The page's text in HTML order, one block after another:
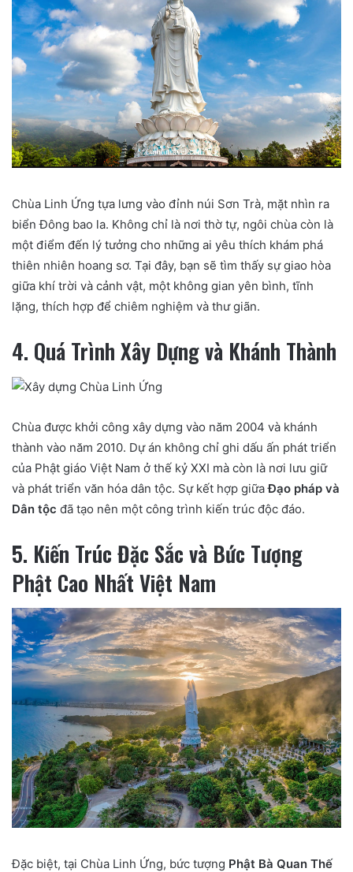
Chùa Linh Ứng tựa lưng vào đỉnh núi Sơn Trà, mặt nhìn ra
biển Đông bao la. Không chỉ là nơi thờ tự, ngôi chùa còn là
một điểm đến lý tưởng cho những ai yêu thích khám phá
thiên nhiên hoang sơ. Tại đây, bạn sẽ tìm thấy sự giao hòa
giữa khí trời và cảnh vật, một không gian yên bình, tĩnh
lặng, thích hợp để chiêm nghiệm và thư giãn.
4. Quá Trình Xây Dựng và Khánh Thành
Chùa được khởi công xây dựng vào năm 2004 và khánh
thành vào năm 2010. Dự án không chỉ ghi dấu ấn phát triển
của Phật giáo Việt Nam ở thế kỷ XXI mà còn là nơi lưu giữ
và phát triển văn hóa dân tộc. Sự kết hợp giữaĐạo pháp và
Dân tộc đã tạo nên một công trình kiến trúc độc đáo.
5. Kiến Trúc Đặc Sắc và Bức Tượng
Phật Cao Nhất Việt Nam
Đặc biệt, tại Chùa Linh Ứng, bức tượng Phật Bà Quan Thế